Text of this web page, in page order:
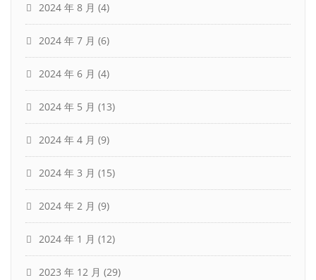
2024 年 8 月 (4)
2024 年 7 月 (6)
2024 年 6 月 (4)
2024 年 5 月 (13)
2024 年 4 月 (9)
2024 年 3 月 (15)
2024 年 2 月 (9)
2024 年 1 月 (12)
2023 年 12 月 (29)